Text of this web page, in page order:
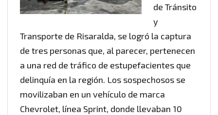
de Tránsito
y
Transporte de Risaralda, se logró la captura
de tres personas que, al parecer, pertenecen
a una red de tráfico de estupefacientes que
delinquía en la región. Los sospechosos se
movilizaban en un vehículo de marca
Chevrolet, línea Sprint, donde llevaban 10